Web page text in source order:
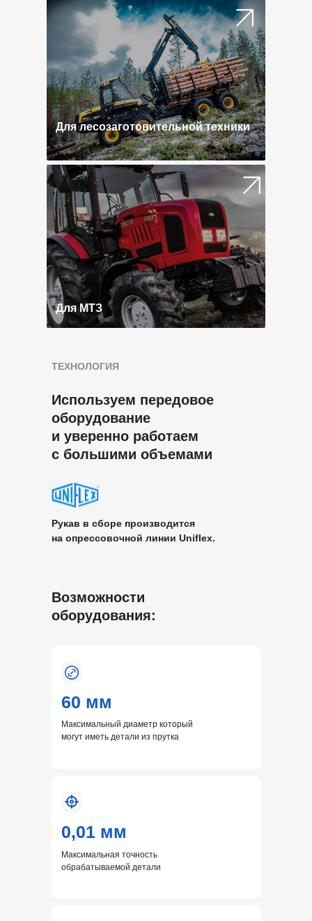
Для лесозаготовительной техники
Для МТЗ
ТЕХНОЛОГИЯ
Используем передовое
оборудование
и уверенно работаем
с большими объемами
Рукав в сборе производится
на опрессовочной линии Uniflex.
Возможности
оборудования:
Максимальный диаметр который
могут иметь детали из прутка
60 мм
Максимальная точность
обрабатываемой детали
0,01 мм